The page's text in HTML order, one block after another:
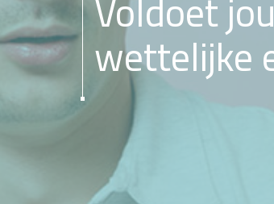
wettelijke